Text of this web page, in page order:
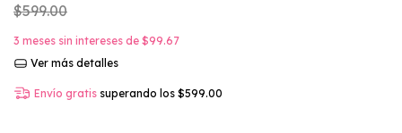
$599.00
3 meses sin intereses de $99.67
Ver más detalles
Envío gratis superando los $599.00